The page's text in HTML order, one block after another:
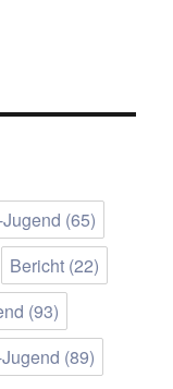
(65)
Bericht (22)
(93)
(89)